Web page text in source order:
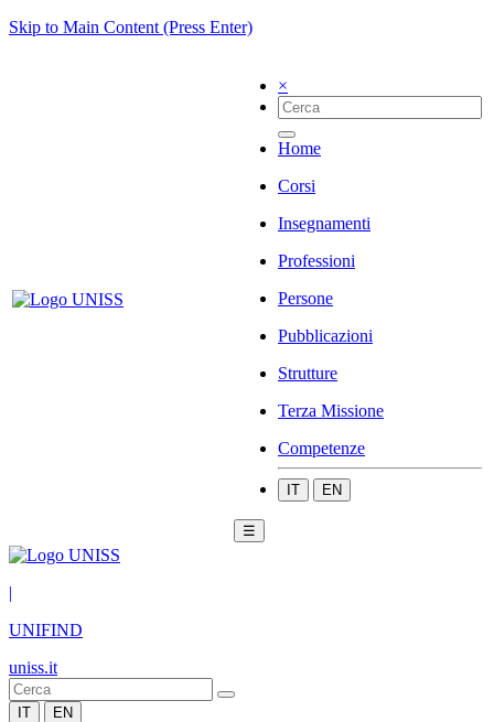
Skip to Main Content (Press Enter)
×
Home
Corsi
Insegnamenti
Professioni
Persone
Pubblicazioni
Strutture
Terza Missione
Competenze
IT EN
☰
|
UNIFIND
uniss.it
IT EN